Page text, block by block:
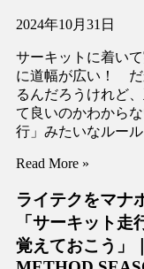
2024年10月31日
サーキットに着い
に道幅が広い！ だ
るんだろうけれど
て良いのかわから
行」みたいなルー
Read More »
ライテクをマナ
「サーキット
覚えておこう」